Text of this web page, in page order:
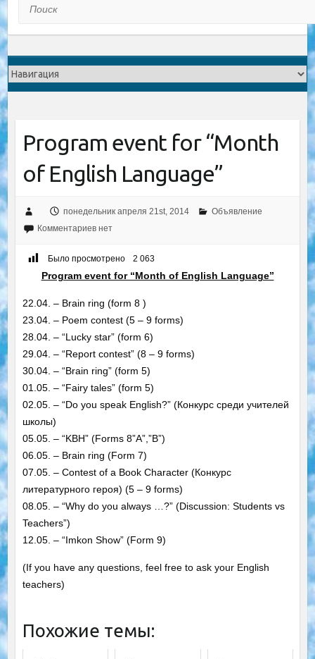
Program event for “Month
of English Language”
понедельник апреля 21st, 2014
Объявление
Комментариев нет
Было просмотрено 2 063
Program event for “Month of English Language”
22.04. – Brain ring (form 8 )
23.04. – Poem contest (5 – 9 forms)
28.04. – “Lucky star” (form 6)
29.04. – “Report contest” (8 – 9 forms)
30.04. – “Brain ring” (form 5)
01.05. – “Fairy tales” (form 5)
02.05. – “Do you speak English?” (Конкурс среди учителей
школы)
05.05. – “KBH” (Forms 8”A”,”B”)
06.05. – Brain ring (Form 7)
07.05. – Contest of a Book Character (Конкурс
литературного героя) (5 – 9 forms)
08.05. – “Why do you always …?” (Discussion: Students vs
Teachers”)
12.05. – “Imkon Show” (Form 9)
(If you have any questions, feel free to ask your English
teachers)
Похожие темы: